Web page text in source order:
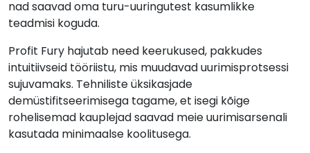
nad saavad oma turu-uuringutest kasumlikke
teadmisi koguda.
Profit Fury hajutab need keerukused, pakkudes
intuitiivseid tööriistu, mis muudavad uurimisprotsessi
sujuvamaks. Tehniliste üksikasjade
demüstifitseerimisega tagame, et isegi kõige
rohelisemad kauplejad saavad meie uurimisarsenali
kasutada minimaalse koolitusega.